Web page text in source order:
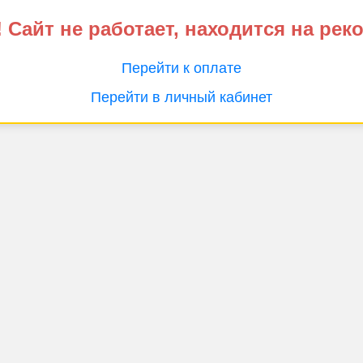
не работает, находится на
Перейти к оплате
Перейти в личный кабинет